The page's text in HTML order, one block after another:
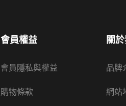
會員權益
會員隱私與權益
購物條款
關
品牌
網站